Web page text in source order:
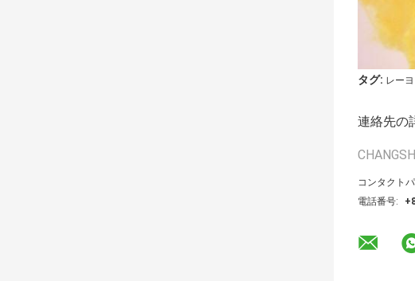
タグ: レー
連絡先の
コンタクト
電話番号: